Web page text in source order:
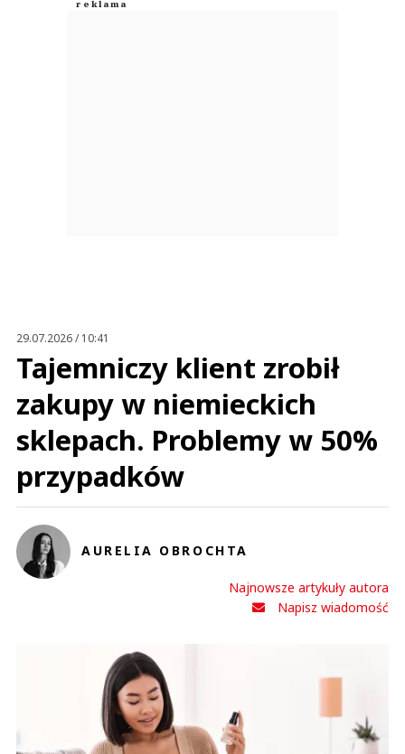
29.07.2026 / 10:41
Tajemniczy klient zrobił
zakupy w niemieckich
sklepach. Problemy w 50%
przypadków
AURELIA OBROCHTA
Najnowsze artykuły autora
Napisz wiadomość